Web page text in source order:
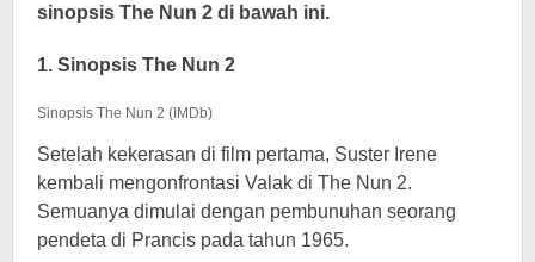
sinopsis The Nun 2 di bawah ini.
1. Sinopsis The Nun 2
Sinopsis The Nun 2 (IMDb)
Setelah kekerasan di film pertama, Suster Irene
kembali mengonfrontasi Valak di The Nun 2.
Semuanya dimulai dengan pembunuhan seorang
pendeta di Prancis pada tahun 1965.